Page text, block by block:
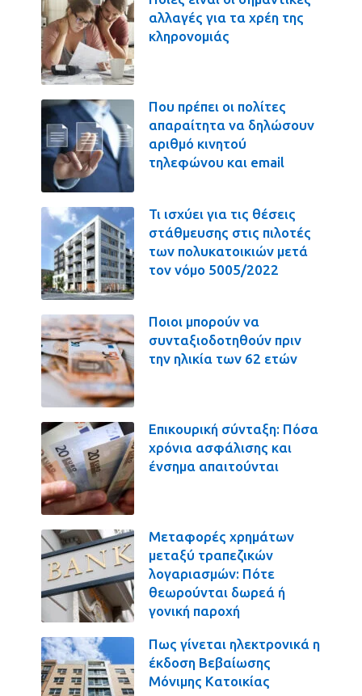
αλλαγές για τα χρέη της
κληρονομιάς
Που πρέπει οι πολίτες
απαραίτητα να δηλώσουν
αριθμό κινητού
τηλεφώνου και email
Τι ισχύει για τις θέσεις
στάθμευσης στις πιλοτές
των πολυκατοικιών μετά
τον νόμο 5005/2022
Ποιοι μπορούν να
συνταξιοδοτηθούν πριν
την ηλικία των 62 ετών
Επικουρική σύνταξη: Πόσα
χρόνια ασφάλισης και
ένσημα απαιτούνται
Μεταφορές χρημάτων
μεταξύ τραπεζικών
λογαριασμών: Πότε
θεωρούνται δωρεά ή
γονική παροχή
Πως γίνεται ηλεκτρονικά η
έκδοση Βεβαίωσης
Μόνιμης Κατοικίας